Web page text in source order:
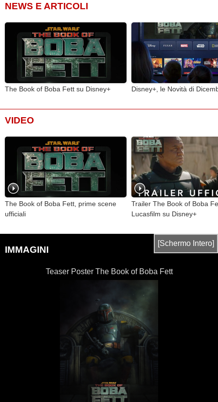
NEWS E ARTICOLI
The Book of Boba Fett su Disney+ Disney+, le Novità di
VIDEO
The Book of Boba Fett, prime scene
ufficiali
Trailer The Book of Boba
Lucasfilm su Disney+
IMMAGINI
[Schermo Intero]
Teaser Poster The Book of Boba Fett